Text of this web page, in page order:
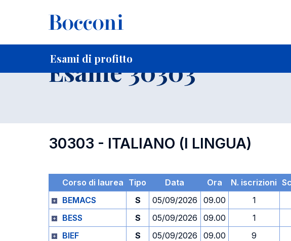
Esami di profitto
Home Per studenti iscritti
Esame 30303
30303 - ITALIANO (I LINGUA)
Corso di laurea Tipo Data Ora N. iscrizioni
BEMACS
S 05/09/2026 09.00 1
BESS
S 05/09/2026 09.00 1
BIEF
S 05/09/2026 09.00 9